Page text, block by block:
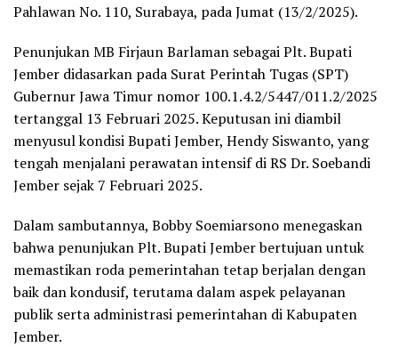
Pahlawan No. 110, Surabaya, pada Jumat (13/2/2025).
Penunjukan MB Firjaun Barlaman sebagai Plt. Bupati
Jember didasarkan pada Surat Perintah Tugas (SPT)
Gubernur Jawa Timur nomor 100.1.4.2/5447/011.2/2025
tertanggal 13 Februari 2025. Keputusan ini diambil
menyusul kondisi Bupati Jember, Hendy Siswanto, yang
tengah menjalani perawatan intensif di RS Dr. Soebandi
Jember sejak 7 Februari 2025.
Dalam sambutannya, Bobby Soemiarsono menegaskan
bahwa penunjukan Plt. Bupati Jember bertujuan untuk
memastikan roda pemerintahan tetap berjalan dengan
baik dan kondusif, terutama dalam aspek pelayanan
publik serta administrasi pemerintahan di Kabupaten
Jember.